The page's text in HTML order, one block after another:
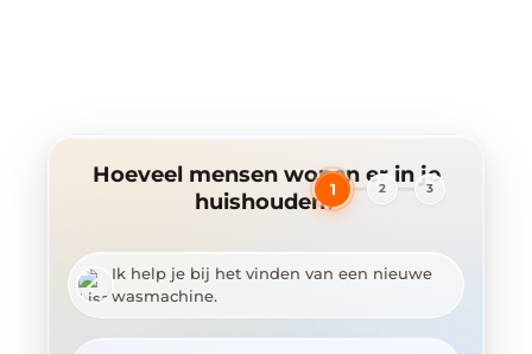
Hoeveel mensen wonen er in je
huishouden?
1 2 3
Ik help je bij het vinden van een nieuwe
wasmachine.